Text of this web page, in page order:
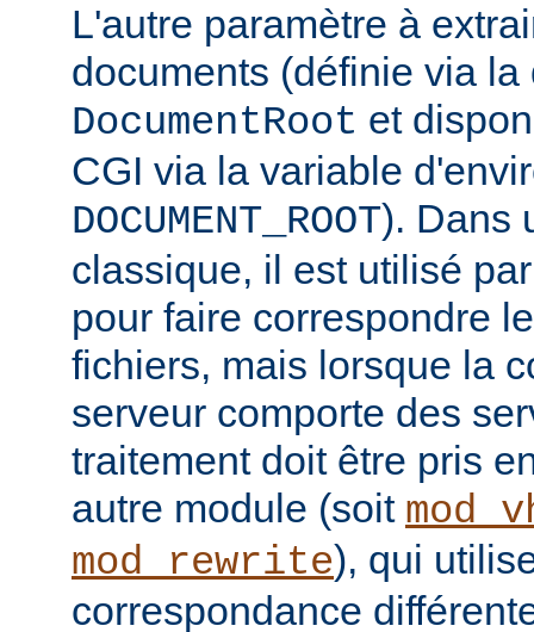
L'autre paramètre à
documents (définie via la
DocumentRoot et
CGI via la variable
DOCUMENT_ROOT). Dans
classique, il est utilisé
pour faire correspondre
fichiers, mais lorsque la
serveur comporte des
traitement doit être pris
autre module (soit
mod_rewrite), qui
correspondance